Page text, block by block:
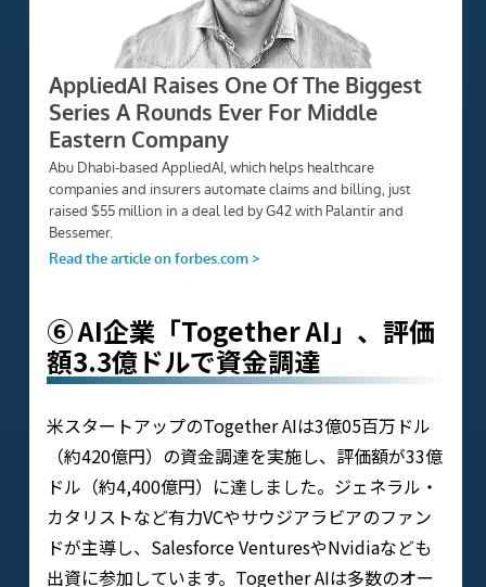
⑥ AI企業「Together AI」、評価
額3.3億ドルで資金調達
米スタートアップのTogether AIは3億05百万ドル
（約420億円）の資金調達を実施し、評価額が33億
ドル（約4,400億円）に達しました。ジェネラル・
カタリストなど有力VCやサウジアラビアのファン
ドが主導し、Salesforce VenturesやNvidiaなども
出資に参加しています。Together AIは多数のオー